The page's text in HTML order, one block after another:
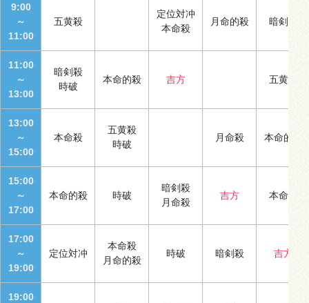
9:00
～
11:00
五黄殺
定位対冲
本命殺
月命的殺 暗剣殺
11:00
～
13:00
暗剣殺
時破
本命的殺 吉方 五黄殺
13:00
～
15:00
本命殺
五黄殺
時破
月命殺 本命的殺
15:00
～
17:00
本命的殺 時破
暗剣殺
月命殺
吉方 本命殺
17:00
～
19:00
定位対冲
本命殺
月命的殺
時破 暗剣殺 吉方
19:00